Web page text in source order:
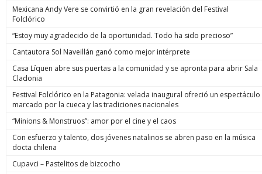
Mexicana Andy Vere se convirtió en la gran revelación del Festival
Folclórico
“Estoy muy agradecido de la oportunidad. Todo ha sido precioso”
Cantautora Sol Naveillán ganó como mejor intérprete
Casa Líquen abre sus puertas a la comunidad y se apronta para abrir Sala
Cladonia
Festival Folclórico en la Patagonia: velada inaugural ofreció un espectáculo
marcado por la cueca y las tradiciones nacionales
“Minions & Monstruos”: amor por el cine y el caos
Con esfuerzo y talento, dos jóvenes natalinos se abren paso en la música
docta chilena
Cupavci – Pastelitos de bizcocho